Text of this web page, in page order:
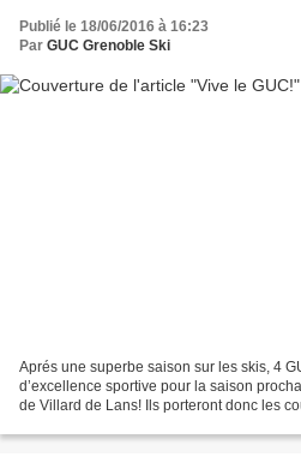
Publié le 18/06/2016 à 16:23
Par GUC Grenoble Ski
Aprés une superbe saison sur les skis, 4
d’excellence sportive pour la saison
de Villard de Lans! Ils porteront donc les